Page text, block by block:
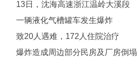
13日，沈海高速浙江温岭大溪段
一辆液化气槽罐车发生爆炸
致20人遇难，172人住院治疗
爆炸造成周边部分民房及厂房倒塌